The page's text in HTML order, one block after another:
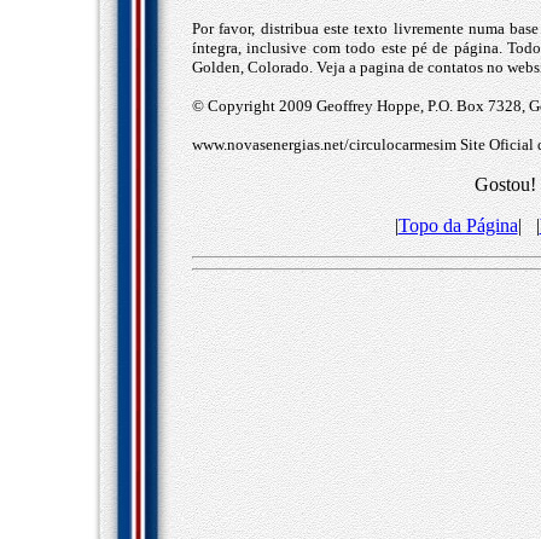
Por favor, distribua este texto livremente numa
íntegra, inclusive com todo este pé de página.
Golden, Colorado. Veja a pagina de contatos no
© Copyright 2009 Geoffrey Hoppe, P.O. Box 7328,
www.novasenergias.net/circulocarmesim Site
Gostou!
|Topo da Página| |